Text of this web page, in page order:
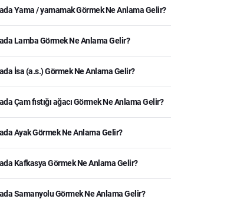
Yama / yamamak Görmek Ne Anlama Gelir?
Lamba Görmek Ne Anlama Gelir?
İsa (a.s.) Görmek Ne Anlama Gelir?
Çam fıstığı ağacı Görmek Ne Anlama Gelir?
Ayak Görmek Ne Anlama Gelir?
Kafkasya Görmek Ne Anlama Gelir?
Samanyolu Görmek Ne Anlama Gelir?